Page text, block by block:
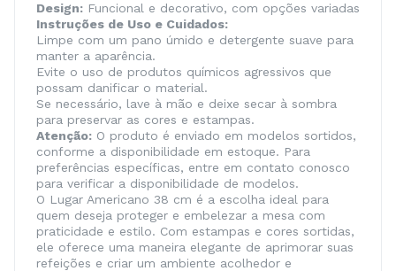
Design: Funcional e decorativo, com opções variadas
Instruções de Uso e Cuidados:
Limpe com um pano úmido e detergente suave para
manter a aparência.
Evite o uso de produtos químicos agressivos que
possam danificar o material.
Se necessário, lave à mão e deixe secar à sombra
para preservar as cores e estampas.
Atenção: O produto é enviado em modelos sortidos,
conforme a disponibilidade em estoque. Para
preferências específicas, entre em contato conosco
para verificar a disponibilidade de modelos.
O Lugar Americano 38 cm é a escolha ideal para
quem deseja proteger e embelezar a mesa com
praticidade e estilo. Com estampas e cores sortidas,
ele oferece uma maneira elegante de aprimorar suas
refeições e criar um ambiente acolhedor e